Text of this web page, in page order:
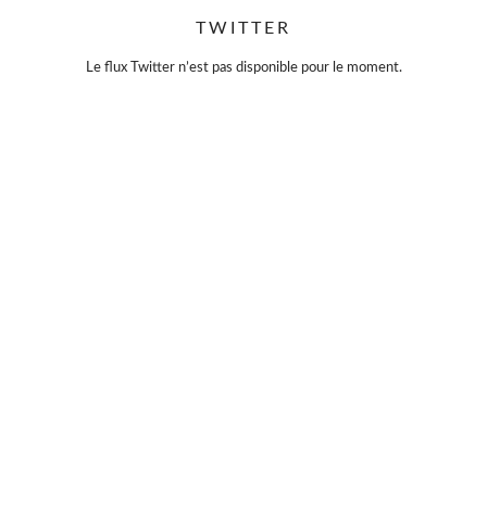
4 mois il y a
TWITTER
Le flux Twitter n’est pas disponible pour le moment.